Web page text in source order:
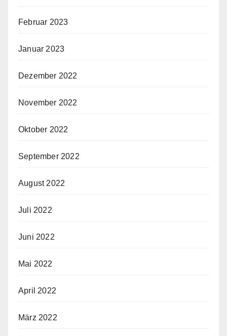
Februar 2023
Januar 2023
Dezember 2022
November 2022
Oktober 2022
September 2022
August 2022
Juli 2022
Juni 2022
Mai 2022
April 2022
März 2022